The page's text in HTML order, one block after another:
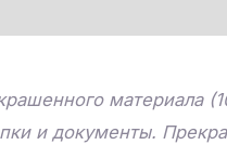
материала
и документы.